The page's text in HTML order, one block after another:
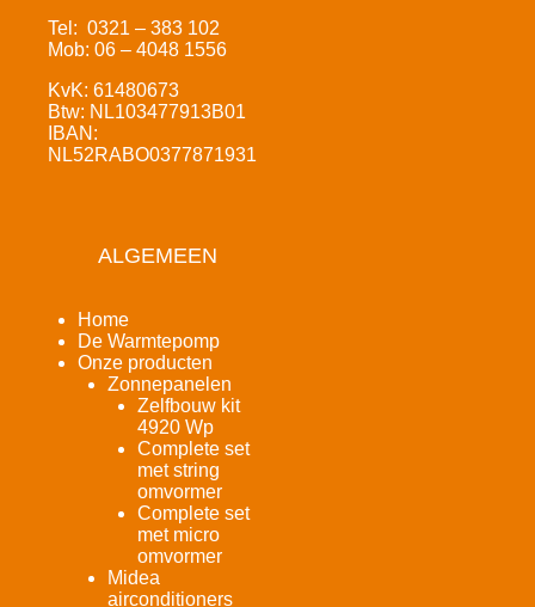
Tel: 0321 – 383 102
Mob: 06 – 4048 1556
KvK: 61480673
Btw: NL103477913B01
IBAN:
NL52RABO0377871931
ALGEMEEN
Home
De Warmtepomp
Onze producten
Zonnepanelen
Zelfbouw kit
4920 Wp
Complete set
met string
omvormer
Complete set
met micro
omvormer
Midea
airconditioners